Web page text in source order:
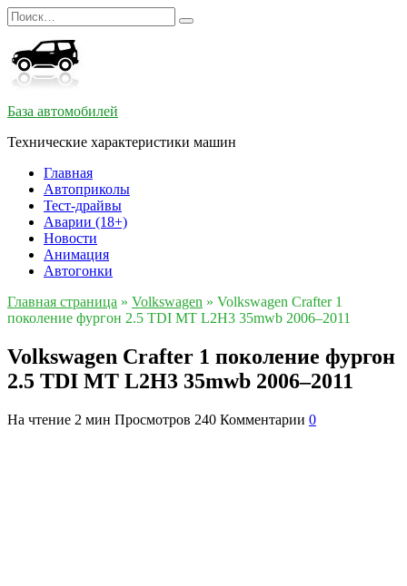
Перейти
к
содержанию
Search
for:
База автомобилей
Технические характеристики машин
Главная
Автоприколы
Тест-драйвы
Аварии (18+)
Новости
Анимация
Автогонки
Главная страница » Volkswagen » Volkswagen Crafter 1
поколение фургон 2.5 TDI MT L2H3 35mwb 2006–2011
Volkswagen Crafter 1 поколение фургон
2.5 TDI MT L2H3 35mwb 2006–2011
На чтение 2 мин Просмотров 240 Комментарии 0